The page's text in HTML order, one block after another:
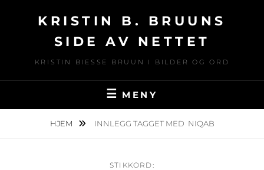
KRISTIN B. BRUUNS
SIDE AV NETTET
KRISTIN BIESSE BRUUN I BILDER OG ORD
MENY
HJEM INNLEGG TAGGET MED NIQAB
STIKKORD: